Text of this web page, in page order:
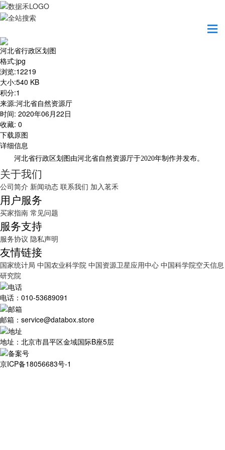
河北省行政区划图
格式:jpg
浏览:12219
大小:540 KB
积分:1
来源:河北省自然资源厅
时间: 2020年06月22日
收藏: 0
下载原图
详细信息
河北省行政区划图由河北省自然资源厅于2020年制作并发布。
关于我们
公司简介 新闻动态 联系我们 加入茗禾
用户服务
买家指南 常见问题
服务支持
服务协议 隐私声明
友情链接
国家统计局 中国农业科学院 中国资源卫星应用中心 中国科学院空天信息
研究院
电话：010-53689091
邮箱：service@databox.store
地址：北京市昌平区金域国际B座5层
京ICP备18056683号-1